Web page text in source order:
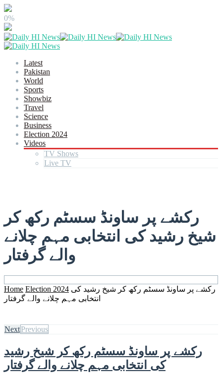
0%
Latest
Pakistan
World
Sports
Showbiz
Travel
Science
Business
Election 2024
Videos
TV Shows
Live TV
رکشے پر ساونڈ سسٹم رکھ کر
شیخ رشید کی انتخابی مہم چلانے
والے گرفتار
Home Election 2024 رکشے پر ساونڈ سسٹم رکھ کر شیخ رشید کی
انتخابی مہم چلانے والے گرفتار
NextPrevious
رکشے پر ساونڈ سسٹم رکھ کر شیخ رشید
کی انتخابی مہم چلانے والے گرفتار